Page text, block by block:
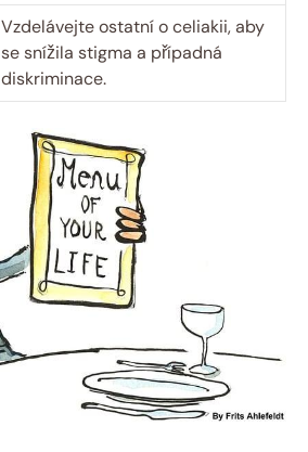
Vzdelávejte ostatní o celiakii, aby
se snížila stigma a případná
diskriminace.